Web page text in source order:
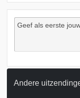
Andere